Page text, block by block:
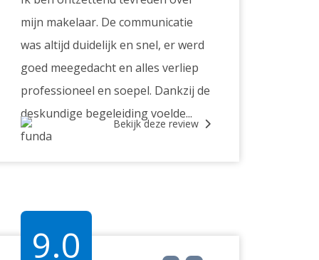
mijn makelaar. De communicatie
was altijd duidelijk en snel, er werd
goed meegedacht en alles verliep
professioneel en soepel. Dankzij de
deskundige begeleiding voelde...
Bekijk deze review
9.0